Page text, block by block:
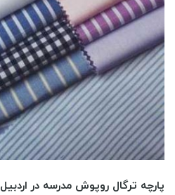
پارچه ترگال روپوش مدرسه در اردبیل